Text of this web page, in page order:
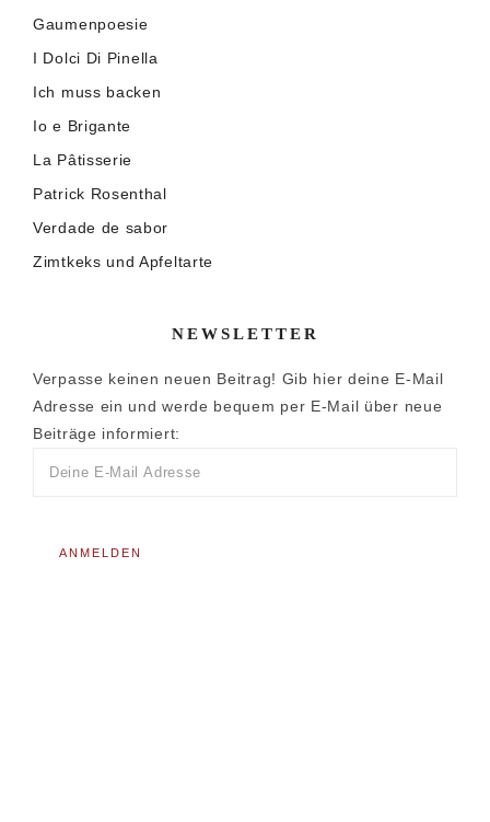
Gaumenpoesie
I Dolci Di Pinella
Ich muss backen
Io e Brigante
La Pâtisserie
Patrick Rosenthal
Verdade de sabor
Zimtkeks und Apfeltarte
NEWSLETTER
Verpasse keinen neuen Beitrag! Gib hier deine E-Mail
Adresse ein und werde bequem per E-Mail über neue
Beiträge informiert: